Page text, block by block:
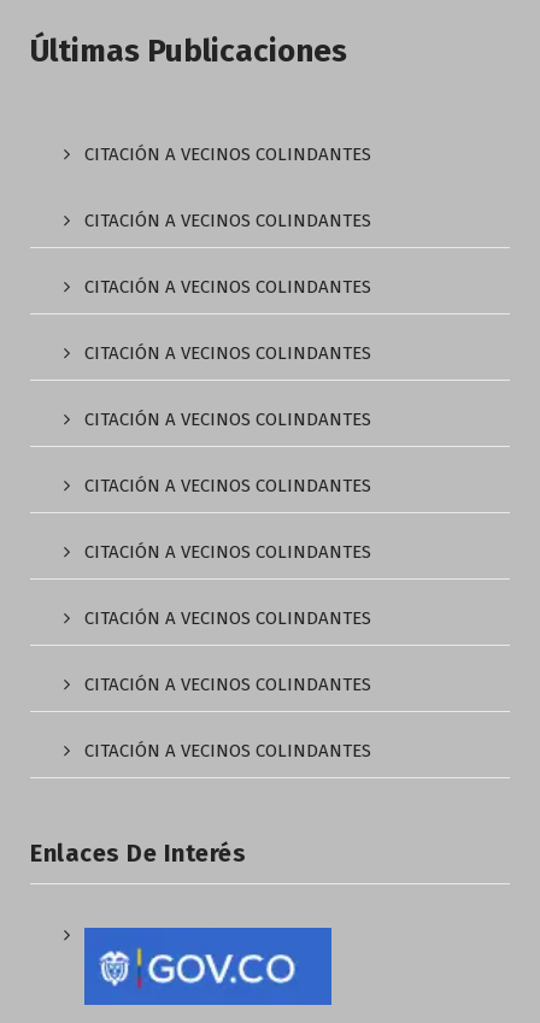
Últimas Publicaciones
CITACIÓN A VECINOS COLINDANTES
CITACIÓN A VECINOS COLINDANTES
CITACIÓN A VECINOS COLINDANTES
CITACIÓN A VECINOS COLINDANTES
CITACIÓN A VECINOS COLINDANTES
CITACIÓN A VECINOS COLINDANTES
CITACIÓN A VECINOS COLINDANTES
CITACIÓN A VECINOS COLINDANTES
CITACIÓN A VECINOS COLINDANTES
CITACIÓN A VECINOS COLINDANTES
Enlaces De Interés